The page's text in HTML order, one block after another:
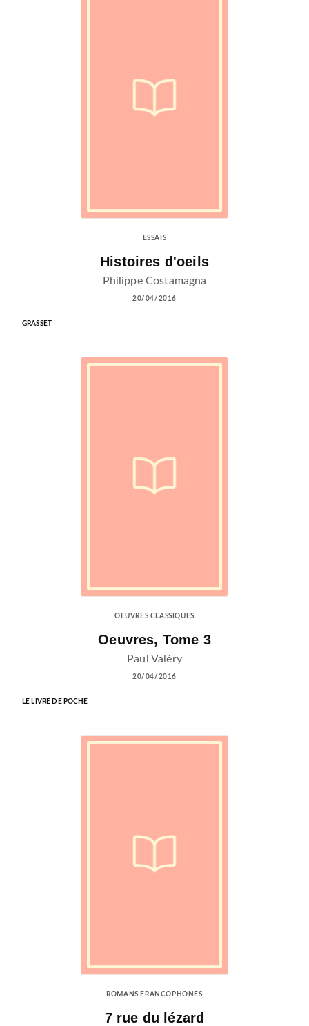
ESSAIS
Histoires d'oeils
Philippe Costamagna
20/04/2016
GRASSET
OEUVRES CLASSIQUES
Oeuvres, Tome 3
Paul Valéry
20/04/2016
LE LIVRE DE POCHE
ROMANS FRANCOPHONES
7 rue du lézard